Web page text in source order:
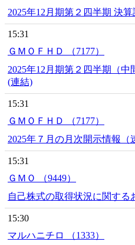
2025年12月期第２四半期 決
15:31
ＧＭＯＦＨＤ （7177）
2025年12月期第２四半期（中
(連結)
15:31
ＧＭＯＦＨＤ （7177）
2025年７月の月次開示情報
15:31
ＧＭＯ （9449）
自己株式の取得状況に関する
15:30
マルハニチロ （1333）